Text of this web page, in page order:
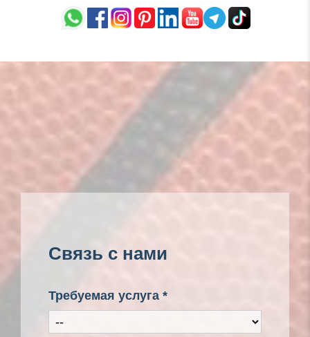
Связь с нами
Требуемая услуга *